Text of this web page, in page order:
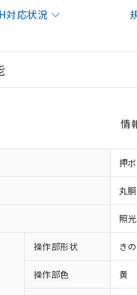
対応状況
情
押
丸
照光
操作部形状 き
操作部色 黄